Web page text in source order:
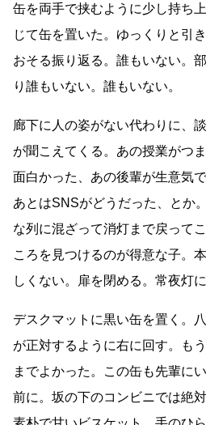
缶を両手で挟むように少し持ち
じて缶を置いた。ゆっくりと引
おそる振り返る。誰もいない。
り誰もいない。誰もいない。
廊下に人の姿がない代わりに、
が聞こえてくる。あの授業がつ
面白かった、あの後輩が生意気
あとはSNSがどうだった、とか
な列に混ざって消灯まで戻って
ころを見つけるのが得意な子。
しくない。扉を閉める。常夜灯に
デスクマットに黒い缶を置く。
が正対するように右に回す。も
までよかった。この缶も先輩に
前に。坂の下のコンビニでは絶